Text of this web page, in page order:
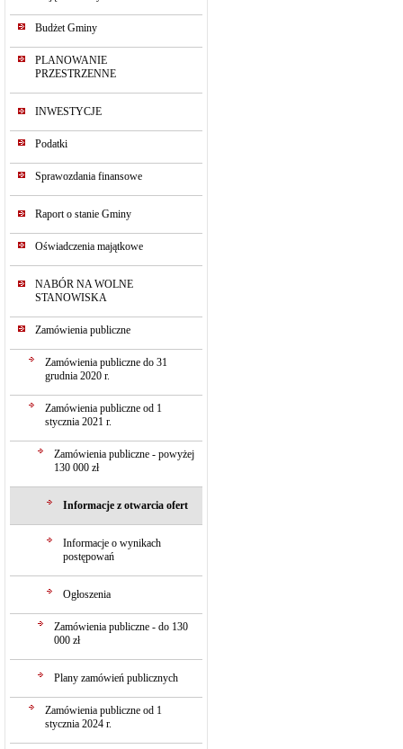
Budżet Gminy
PLANOWANIE
PRZESTRZENNE
INWESTYCJE
Podatki
Sprawozdania finansowe
Raport o stanie Gminy
Oświadczenia majątkowe
NABÓR NA WOLNE
STANOWISKA
Zamówienia publiczne
Zamówienia publiczne do 31
grudnia 2020 r.
Zamówienia publiczne od 1
stycznia 2021 r.
Zamówienia publiczne - powyżej
130 000 zł
Informacje z otwarcia ofert
Informacje o wynikach
postępowań
Ogłoszenia
Zamówienia publiczne - do 130
000 zł
Plany zamówień publicznych
Zamówienia publiczne od 1
stycznia 2024 r.